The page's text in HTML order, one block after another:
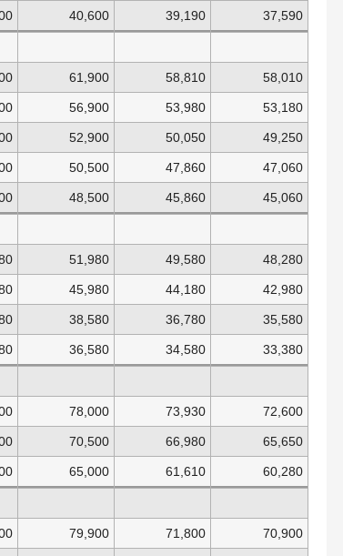
40,600 39,190 37,590
61,900 58,810 58,010
56,900 53,980 53,180
52,900 50,050 49,250
50,500 47,860 47,060
48,500 45,860 45,060
51,980 49,580 48,280
45,980 44,180 42,980
38,580 36,780 35,580
36,580 34,580 33,380
78,000 73,930 72,600
70,500 66,980 65,650
65,000 61,610 60,280
79,900 71,800 70,900